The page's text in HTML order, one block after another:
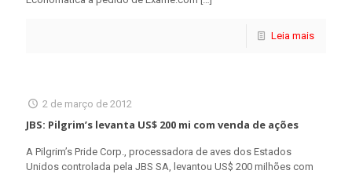
Leia mais
2 de março de 2012
JBS: Pilgrim’s levanta US$ 200 mi com venda de ações
A Pilgrim’s Pride Corp., processadora de aves dos Estados
Unidos controlada pela JBS SA, levantou US$ 200 milhões com